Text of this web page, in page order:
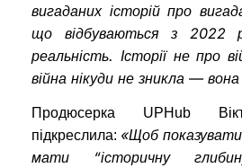
вигаданих історій про
що відбуваються з
реальність. Історії не про
війна нікуди не зникла —
Продюсерка UPHub
підкреслила: «Щоб
мати “історичну